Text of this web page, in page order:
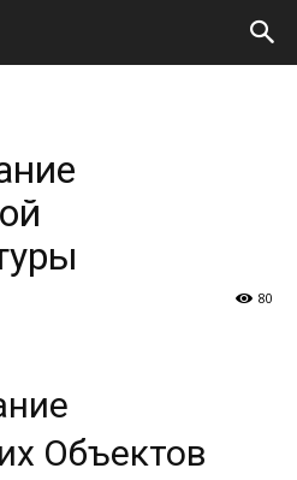
80
Объектов